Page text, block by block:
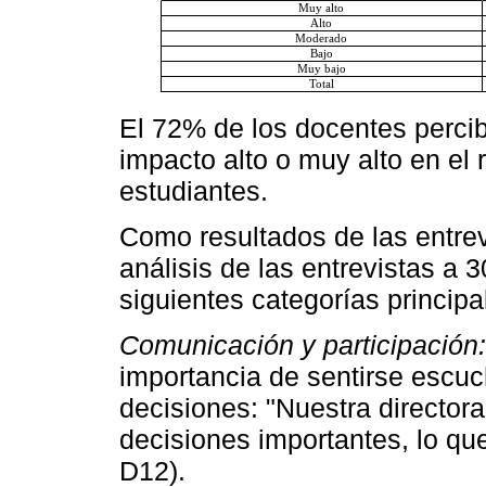
Muy alto
Alto
Moderado
Bajo
Muy bajo
Total
El 72% de los docentes
impacto alto o muy alto en el
estudiantes.
Como resultados de las
análisis de las entrevistas a
siguientes categorías
Comunicación y participación:
importancia de sentirse
decisiones: "Nuestra
decisiones importantes, lo
D12).